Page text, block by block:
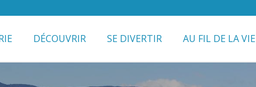
DÉCOUVRIR SE DIVERTIR AU FIL DE LA VIE